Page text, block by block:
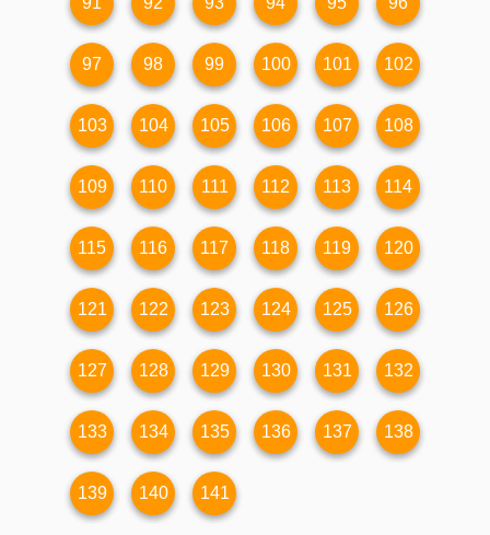
97 98 99 100 101 102
103 104 105 106 107 108
109 110 111 112 113 114
115 116 117 118 119 120
121 122 123 124 125 126
127 128 129 130 131 132
133 134 135 136 137 138
139 140 141